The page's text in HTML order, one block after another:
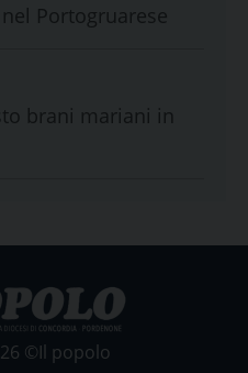
Portogruarese
brani mariani in
©Il popolo